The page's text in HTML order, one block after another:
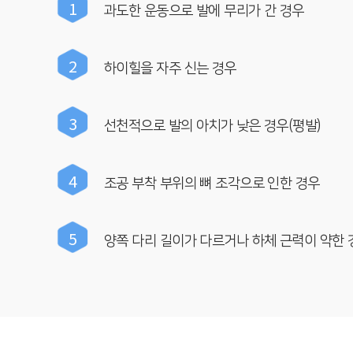
1 과도한 운동으로 발에 무리가 간 경우
2 하이힐을 자주 신는 경우
3 선천적으로 발의 아치가 낮은 경우(평발)
4 조공 부착 부위의 뼈 조각으로 인한 경우
5 양쪽 다리 길이가 다르거나 하체 근력이 약한